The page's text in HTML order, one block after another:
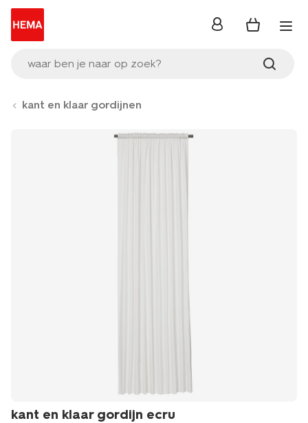
waar ben je naar op zoek?
inloggen
kant en klaar gordijnen
kant en klaar gordijn ecru